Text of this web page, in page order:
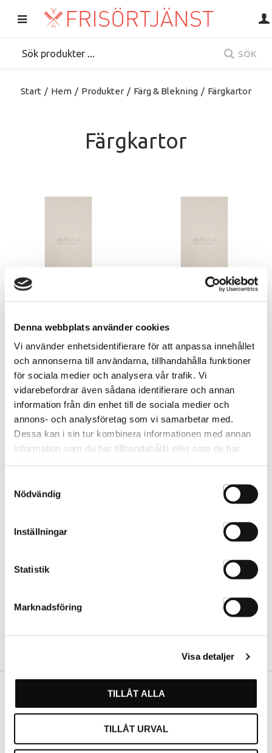
Denna webbplats använder cookies
Vi använder enhetsidentifierare för att anpassa innehållet
och annonserna till användarna, tillhandahålla funktioner
för sociala medier och analysera vår trafik. Vi
vidarebefordrar även sådana identifierare och annan
information från din enhet till de sociala medier och
annons- och analysföretag som vi samarbetar med.
Dessa kan i sin tur kombinera informationen med annan
information som du har tillhandahållit eller som de har
Nödvändig
Inställningar
Statistik
Marknadsföring
Visa detaljer
TILLÅT ALLA
TILLÅT URVAL
SÖK
Start / Hem / Produkter / Färg & Blekning / Färgkartor
Färgkartor
Färgkarta Cutrin
Färgkarta Cutrin Liten
Färgkarta Cutrin Direct
2025408
Färgkarta SensiDo
Vår butik
Kommendörsgatan 9